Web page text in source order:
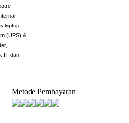
laptop,
(UPS) &
IT dan
Metode Pembayaran